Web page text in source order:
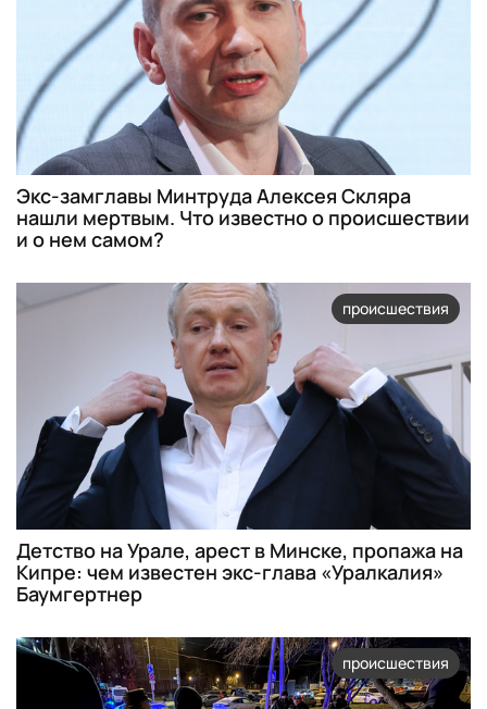
Экс-замглавы Минтруда Алексея Скляра
нашли мертвым. Что известно о происшествии
и о нем самом?
происшествия
Детство на Урале, арест в Минске, пропажа на
Кипре: чем известен экс-глава «Уралкалия»
Баумгертнер
происшествия